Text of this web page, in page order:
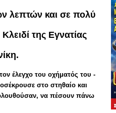
λεπτών και σε πολύ
της Εγνατίας
έλεγχο του οχήματός του -
στο στηθαίο και
να πέσουν πάνω